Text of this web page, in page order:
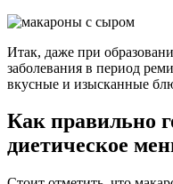
Итак, даже при
заболевания в период
вкусные и изысканные
Как правильно
диетическое